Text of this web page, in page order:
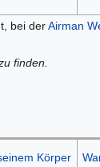
bei derAirman
finden.
Körper